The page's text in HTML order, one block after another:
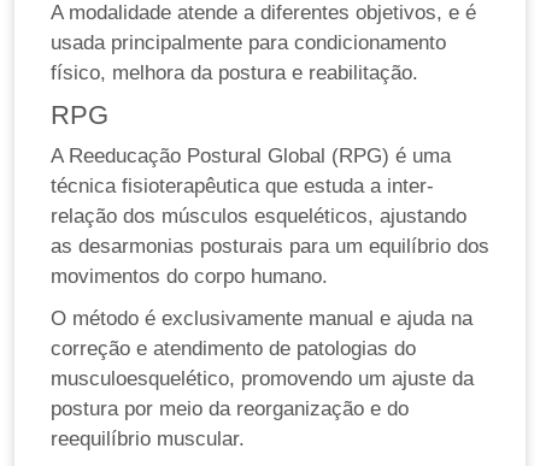
A modalidade atende a diferentes objetivos, e é
usada principalmente para condicionamento
físico, melhora da postura e reabilitação.
RPG
A Reeducação Postural Global (RPG) é uma
técnica fisioterapêutica que estuda a inter-
relação dos músculos esqueléticos, ajustando
as desarmonias posturais para um equilíbrio dos
movimentos do corpo humano.
O método é exclusivamente manual e ajuda na
correção e atendimento de patologias do
musculoesquelético, promovendo um ajuste da
postura por meio da reorganização e do
reequilíbrio muscular.